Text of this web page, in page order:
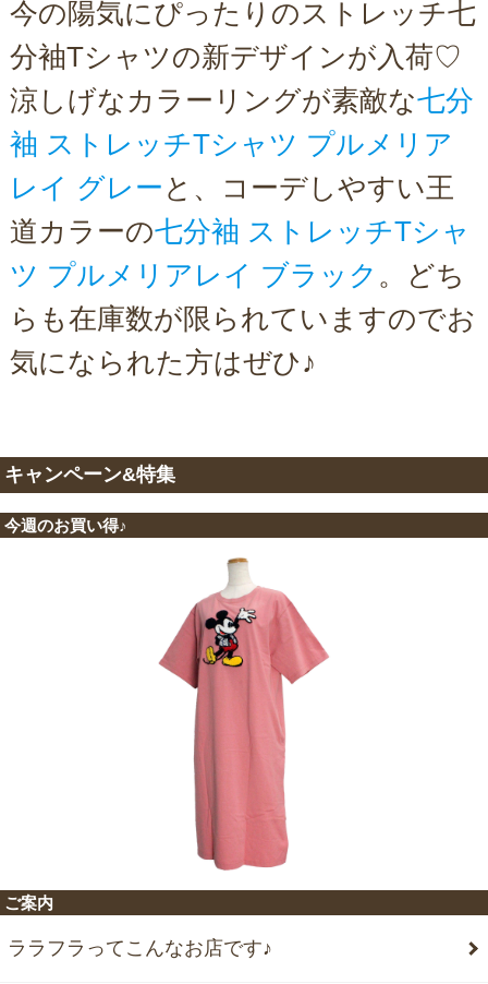
今の陽気にぴったりのストレッチ七
分袖Tシャツの新デザインが入荷♡
涼しげなカラーリングが素敵な七分
袖 ストレッチTシャツ プルメリア
レイ グレー と、コーデしやすい王
道カラーの七分袖 ストレッチTシャ
ツ プルメリアレイ ブラック 。どち
らも在庫数が限られていますのでお
気になられた方はぜひ♪
キャンペーン&特集
今週のお買い得♪
ご案内
ララフラってこんなお店です♪